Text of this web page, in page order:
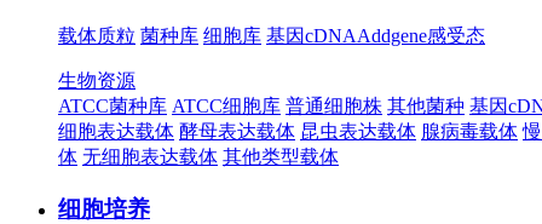
载体质粒 菌种库 细胞库 基因cDNAAddgene感受态
生物资源
ATCC菌种库 ATCC细胞库 普通细胞株 其他菌种 基因
细胞表达载体 酵母表达载体 昆虫表达载体 腺病毒载体
体 无细胞表达载体 其他类型载体
细胞培养